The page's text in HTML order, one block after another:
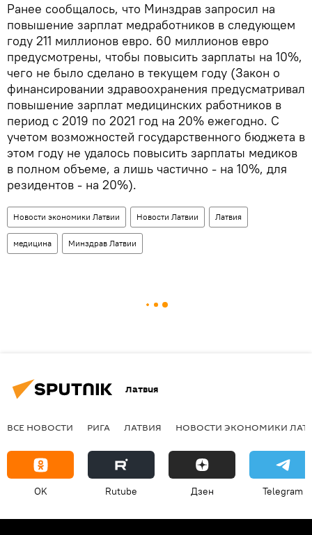
Ранее сообщалось, что Минздрав запросил на
повышение зарплат медработников в следующем
году 211 миллионов евро. 60 миллионов евро
предусмотрены, чтобы повысить зарплаты на 10%,
чего не было сделано в текущем году (Закон о
финансировании здравоохранения предусматривал
повышение зарплат медицинских работников в
период с 2019 по 2021 год на 20% ежегодно. С
учетом возможностей государственного бюджета в
этом году не удалось повысить зарплаты медиков
в полном объеме, а лишь частично - на 10%, для
резидентов - на 20%).
Новости экономики Латвии Новости Латвии Латвия
медицина Минздрав Латвии
Латвия
ВСЕ НОВОСТИ РИГА ЛАТВИЯ НОВОСТИ ЭКОНОМИКИ
OK Rutube Дзен Telegram